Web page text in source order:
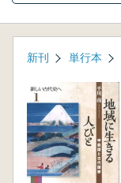
新刊 単行本